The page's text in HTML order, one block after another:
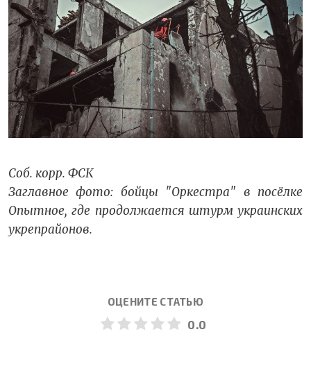
Соб. корр. ФСК
Заглавное фото: бойцы "Оркестра" в посёлке
Опытное, где продолжается штурм украинских
укрепрайонов.
ОЦЕНИТЕ СТАТЬЮ
0.0